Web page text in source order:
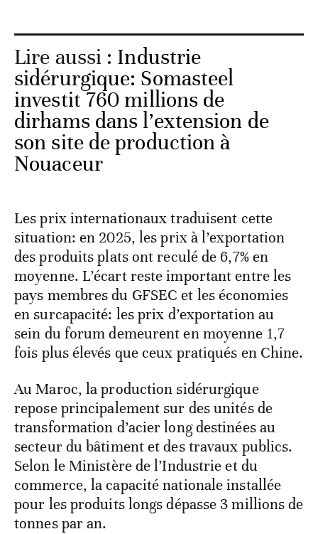
Lire aussi : Industrie
sidérurgique: Somasteel
investit 760 millions de
dirhams dans l’extension de
son site de production à
Nouaceur
Les prix internationaux traduisent cette
situation: en 2025, les prix à l’exportation
des produits plats ont reculé de 6,7% en
moyenne. L’écart reste important entre les
pays membres du GFSEC et les économies
en surcapacité: les prix d’exportation au
sein du forum demeurent en moyenne 1,7
fois plus élevés que ceux pratiqués en Chine.
Au Maroc, la production sidérurgique
repose principalement sur des unités de
transformation d’acier long destinées au
secteur du bâtiment et des travaux publics.
Selon le Ministère de l’Industrie et du
commerce, la capacité nationale installée
pour les produits longs dépasse 3 millions de
tonnes par an.